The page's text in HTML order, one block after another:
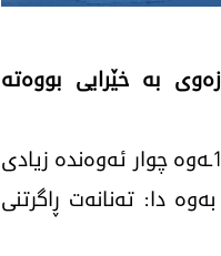
به‌ خێرایی بووه‌ته‌
به‌گوێره‌ی ڕاپۆرتێكی زانكۆی دورهام، توانه‌وه‌ی به‌سته‌ڵه‌كه‌كان له‌ ساڵانی 1990ـە‌وه‌ چوار ئه‌وه‌نده‌ زیادی
دا: ته‌نانه‌ت ڕاگرتنی